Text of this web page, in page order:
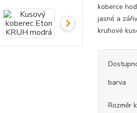
koberce
jasné a
kruhové
barva
Rozměr